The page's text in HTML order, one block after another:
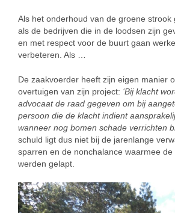
Als het onderhoud van de groene strook
als de bedrijven die in de loodsen zijn
en met respect voor de buurt gaan
verbeteren. Als …
De zaakvoerder heeft zijn eigen manier
overtuigen van zijn project: ‘Bij klacht
advocaat de raad gegeven om bij
persoon die de klacht indient
wanneer nog bomen schade verrichten
schuld ligt dus niet bij de jarenlange
sparren en de nonchalance waarmee
werden gelapt.